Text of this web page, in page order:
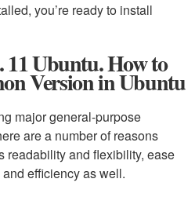
you’re ready to install
11 Ubuntu. How to
Version in Ubuntu
major general-purpose
are a number of reasons
readability and flexibility, ease
efficiency as well.